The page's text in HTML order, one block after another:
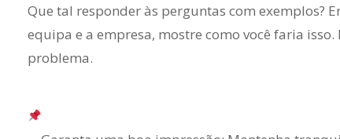
Que tal responder às perguntas com exemplos?
equipa e a empresa, mostre como você faria
problema.